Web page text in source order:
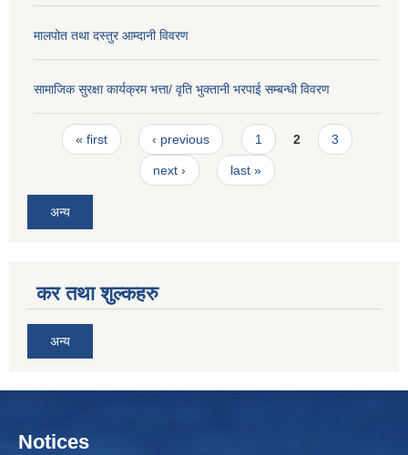
मालपोत तथा दस्तुर आम्दानी विवरण
सामाजिक सुरक्षा कार्यक्रम भत्ता/ वृति भुक्तानी भरपाई सम्बन्धी विवरण
Pages
« first ‹ previous 1 2 3
next › last »
अन्य
कर तथा शुल्कहरु
अन्य
Notices